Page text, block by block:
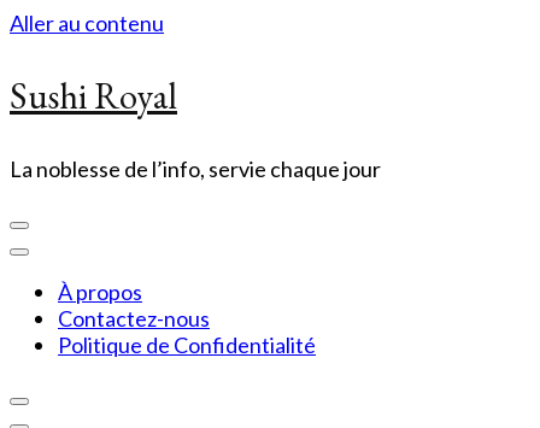
Aller au contenu
Sushi Royal
La noblesse de l’info, servie chaque jour
À propos
Contactez-nous
Politique de Confidentialité